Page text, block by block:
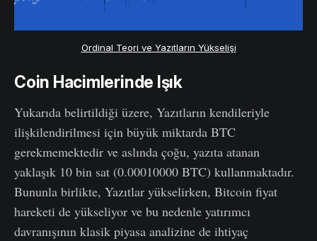
Ordinal Teori ve Yazıtların Yükselişi
Coin Hacimlerinde Işık
Yukarıda belirtildiği üzere, Yazıtların kendileriyle
ilişkilendirilmesi için büyük miktarda BTC
gerekmemektedir ve aslında çoğu, yazıta atanan
yaklaşık 10 bin sat (0.00010000 BTC) kullanmaktadır.
Bununla birlikte, Yazıtlar yükselirken, Bitcoin fiyat
hareketi de yükseliyor ve bu nedenle yatırımcı
davranışının klasik piyasa analizine de ihtiyaç